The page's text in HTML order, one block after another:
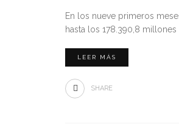
En los nueve primeros
hasta los 178.390,8 millones
LEER MÁS
SHARE